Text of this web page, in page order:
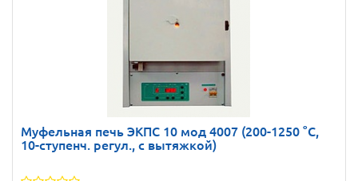
Муфельная печь ЭКПС 10 мод 4007 (200-1250 °С,
10-ступенч. регул., с вытяжкой)